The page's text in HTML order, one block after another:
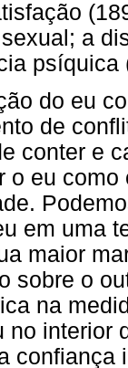
a
psíquica
do eu
de
conter e
o eu
em uma
maior
sobre o
na
no interior
confiança